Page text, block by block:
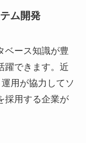
ム開発
ベース知識が豊
躍できます。近
用が協力してソ
採用する企業が